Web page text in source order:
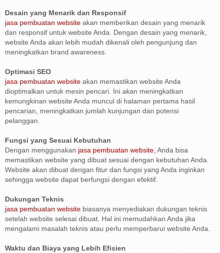
Desain yang Menarik dan Responsif
jasa pembuatan website akan memberikan desain yang menarik
dan responsif untuk website Anda. Dengan desain yang menarik,
website Anda akan lebih mudah dikenali oleh pengunjung dan
meningkatkan brand awareness.
Optimasi SEO
jasa pembuatan website akan memastikan website Anda
dioptimalkan untuk mesin pencari. Ini akan meningkatkan
kemungkinan website Anda muncul di halaman pertama hasil
pencarian, meningkatkan jumlah kunjungan dan potensi
pelanggan.
Fungsi yang Sesuai Kebutuhan
Dengan menggunakan jasa pembuatan website , Anda bisa
memastikan website yang dibuat sesuai dengan kebutuhan Anda.
Website akan dibuat dengan fitur dan fungsi yang Anda inginkan
sehingga website dapat berfungsi dengan efektif.
Dukungan Teknis
jasa pembuatan website biasanya menyediakan dukungan teknis
setelah website selesai dibuat. Hal ini memudahkan Anda jika
mengalami masalah teknis atau perlu memperbarui website Anda.
Waktu dan Biaya yang Lebih Efisien